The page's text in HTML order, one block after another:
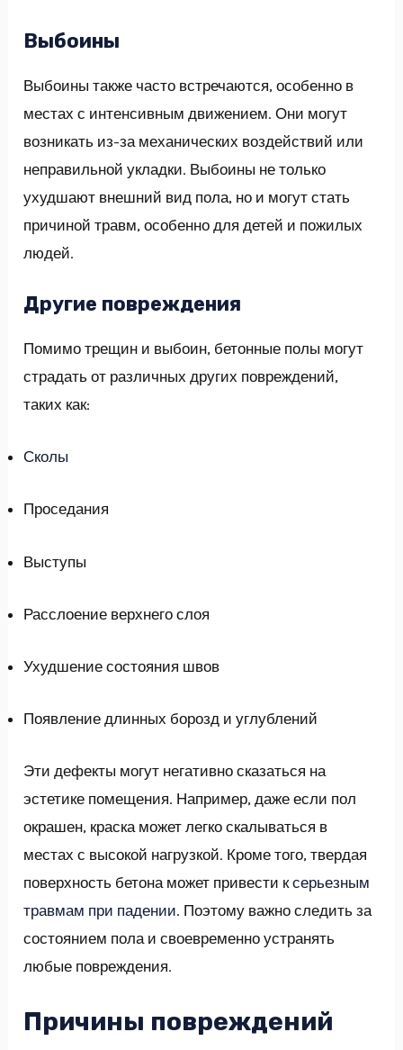
Выбоины
Выбоины также часто встречаются, особенно в
местах с интенсивным движением. Они могут
возникать из-за механических воздействий или
неправильной укладки. Выбоины не только
ухудшают внешний вид пола, но и могут стать
причиной травм, особенно для детей и пожилых
людей.
Другие повреждения
Помимо трещин и выбоин, бетонные полы могут
страдать от различных других повреждений,
таких как:
Сколы
Проседания
Выступы
Расслоение верхнего слоя
Ухудшение состояния швов
Появление длинных борозд и углублений
Эти дефекты могут негативно сказаться на
эстетике помещения. Например, даже если пол
окрашен, краска может легко скалываться в
местах с высокой нагрузкой. Кроме того, твердая
поверхность бетона может привести ксерьезным
травмам при падении. Поэтому важно следить за
состоянием пола и своевременно устранять
любые повреждения.
Причины повреждений